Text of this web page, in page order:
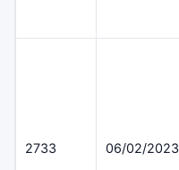
2733 06/02/2023